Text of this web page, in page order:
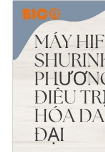
mà còn nâng
tranh trên thị trường.
Bảo dưỡng và
bỏ qua
Bên cạnh việc
đóng vai trò
thiết bị.
Một số lỗi thường